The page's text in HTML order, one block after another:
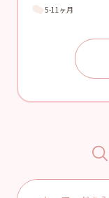
5-11ヶ月